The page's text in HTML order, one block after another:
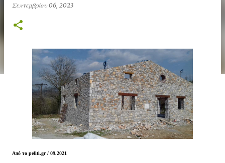
Σεπτεμβρίου 06, 2023
Από το peliti.gr / 09.2021